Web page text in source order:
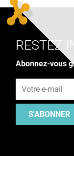
RESTEZ
Abonnez-vous
S'ABONNER